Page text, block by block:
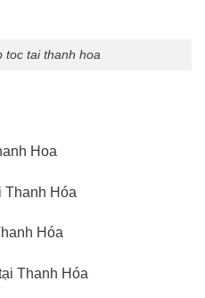
toc tai thanh hoa
Hoa
Thanh Hóa
Hóa
Thanh Hóa